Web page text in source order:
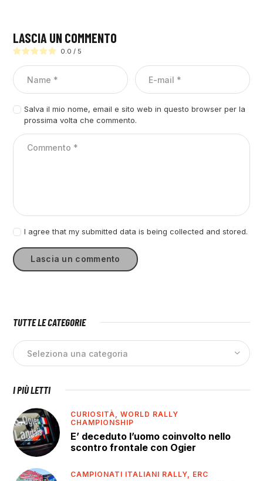
LASCIA UN COMMENTO
0.0 / 5
Salva il mio nome, email e sito web in questo browser per la
prossima volta che commento.
I agree that my submitted data is being collected and stored.
TUTTE LE CATEGORIE
I PIÙ LETTI
CURIOSITÀ,WORLD RALLY
CHAMPIONSHIP
E’ deceduto l’uomo coinvolto nello
scontro frontale con Ogier
CAMPIONATI ITALIANI RALLY, ERC